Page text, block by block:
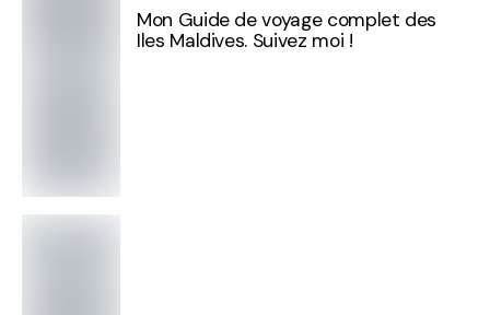
Mon Guide de voyage complet des
Iles Maldives. Suivez moi !